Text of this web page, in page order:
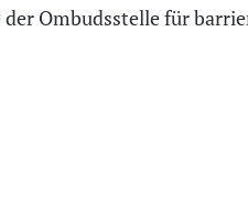
der Ombudsstelle für